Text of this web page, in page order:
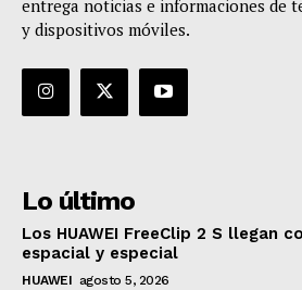
entrega noticias e informaciones de
y dispositivos móviles.
Lo último
Los HUAWEI FreeClip 2 S llegan
espacial y especial
HUAWEI agosto 5, 2026